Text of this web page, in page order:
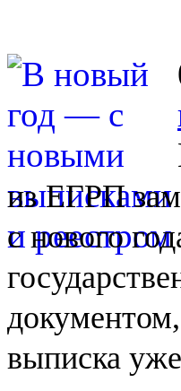
из ЕГРП
с нового
выписка